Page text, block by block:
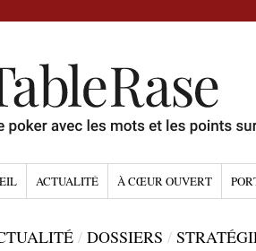
ACTUALITÉ À CŒUR OUVERT
/ DOSSIERS /